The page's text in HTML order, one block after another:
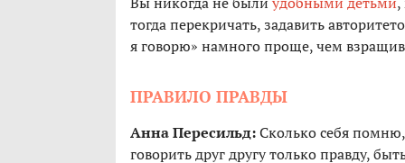
тогда перекричать, задавить
я говорю» намного проще, чем
ПРАВИЛО ПРАВДЫ
Анна Пересильд:Сколько себя
говорить друг другу только правду,